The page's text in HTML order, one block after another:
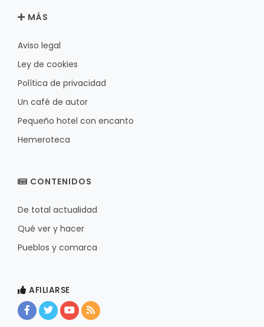
MÁS
Aviso legal
Ley de cookies
Política de privacidad
Un café de autor
Pequeño hotel con encanto
Hemeroteca
CONTENIDOS
De total actualidad
Qué ver y hacer
Pueblos y comarca
AFILIARSE